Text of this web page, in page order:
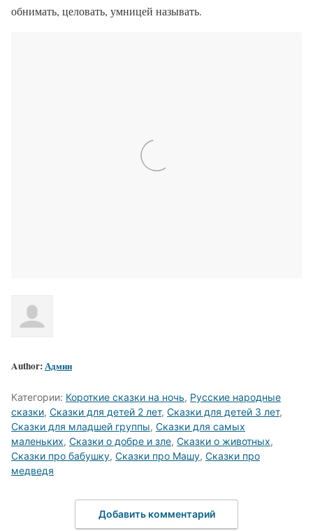
обнимать, целовать, умницей называть.
Author:Админ
Категории: Короткие сказки на ночь, Русские народные
сказки, Сказки для детей 2 лет, Сказки для детей 3 лет,
Сказки для младшей группы, Сказки для самых
маленьких, Сказки о добре и зле, Сказки о животных,
Сказки про бабушку, Сказки про Машу, Сказки про
медведя
Добавить комментарий